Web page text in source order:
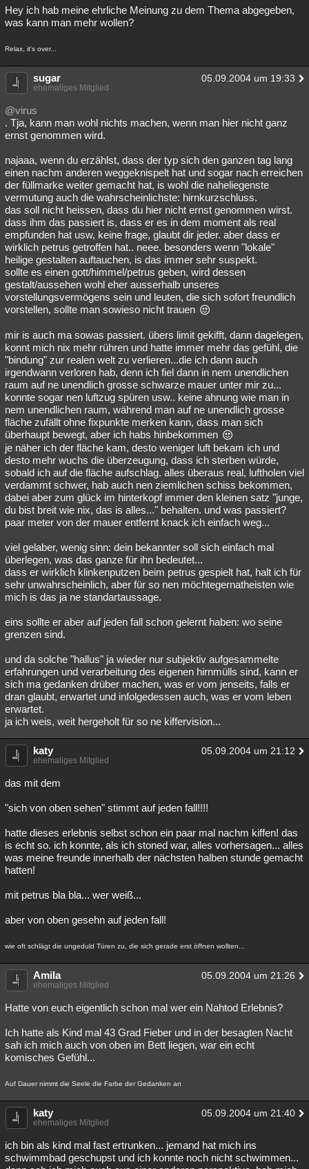
Hey ich hab meine ehrliche Meinung zu dem Thema abgegeben,
was kann man mehr wollen?
Relax, it's over...
sugar 05.09.2004 um 19:33
ehemaliges Mitglied
@virus
. Tja, kann man wohl nichts machen, wenn man hier nicht ganz
ernst genommen wird.
najaaa, wenn du erzählst, dass der typ sich den ganzen tag lang
einen nachm anderen weggeknispelt hat und sogar nach erreichen
der füllmarke weiter gemacht hat, is wohl die naheliegenste
vermutung auch die wahrscheinlichste: hirnkurzschluss.
das soll nicht heissen, dass du hier nicht ernst genommen wirst.
dass ihm das passiert is, dass er es in dem moment als real
empfunden hat usw, keine frage, glaubt dir jeder. aber dass er
wirklich petrus getroffen hat.. neee. besonders wenn "lokale"
heilige gestalten auftauchen, is das immer sehr suspekt.
sollte es einen gott/himmel/petrus geben, wird dessen
gestalt/aussehen wohl eher ausserhalb unseres
vorstellungsvermögens sein und leuten, die sich sofort freundlich
vorstellen, sollte man sowieso nicht trauen
mir is auch ma sowas passiert. übers limit gekifft, dann dagelegen,
konnt mich nix mehr rühren und hatte immer mehr das gefühl, die
"bindung" zur realen welt zu verlieren...die ich dann auch
irgendwann verloren hab, denn ich fiel dann in nem unendlichen
raum auf ne unendlich grosse schwarze mauer unter mir zu...
konnte sogar nen luftzug spüren usw.. keine ahnung wie man in
nem unendlichen raum, während man auf ne unendlich grosse
fläche zufällt ohne fixpunkte merken kann, dass man sich
überhaupt bewegt, aber ich habs hinbekommen
je näher ich der fläche kam, desto weniger luft bekam ich und
desto mehr wuchs die überzeugung, dass ich sterben würde,
sobald ich auf die fläche aufschlag. alles überaus real, luftholen viel
verdammt schwer, hab auch nen ziemlichen schiss bekommen,
dabei aber zum glück im hinterkopf immer den kleinen satz "junge,
du bist breit wie nix, das is alles..." behalten. und was passiert?
paar meter von der mauer entfernt knack ich einfach weg...
viel gelaber, wenig sinn: dein bekannter soll sich einfach mal
überlegen, was das ganze für ihn bedeutet...
dass er wirklich klinkenputzen beim petrus gespielt hat, halt ich für
sehr unwahrscheinlich, aber für so nen möchtegernatheisten wie
mich is das ja ne standartaussage.
eins sollte er aber auf jeden fall schon gelernt haben: wo seine
grenzen sind.
und da solche "hallus" ja wieder nur subjektiv aufgesammelte
erfahrungen und verarbeitung des eigenen hirnmülls sind, kann er
sich ma gedanken drüber machen, was er vom jenseits, falls er
dran glaubt, erwartet und infolgedessen auch, was er vom leben
erwartet.
ja ich weis, weit hergeholt für so ne kiffervision...
katy 05.09.2004 um 21:12
ehemaliges Mitglied
das mit dem
"sich von oben sehen" stimmt auf jeden fall!!!!
hatte dieses erlebnis selbst schon ein paar mal nachm kiffen! das
is echt so. ich konnte, als ich stoned war, alles vorhersagen... alles
was meine freunde innerhalb der nächsten halben stunde gemacht
hatten!
mit petrus bla bla... wer weiß...
aber von oben gesehn auf jeden fall!
wie oft schlägt die ungeduld Türen zu, die sich gerade erst öffnen wollten...
Amila 05.09.2004 um 21:26
ehemaliges Mitglied
Hatte von euch eigentlich schon mal wer ein Nahtod Erlebnis?
Ich hatte als Kind mal 43 Grad Fieber und in der besagten Nacht
sah ich mich auch von oben im Bett liegen, war ein echt
komisches Gefühl...
Auf Dauer nimmt die Seele die Farbe der Gedanken an
katy 05.09.2004 um 21:40
ehemaliges Mitglied
ich bin als kind mal fast ertrunken... jemand hat mich ins
schwimmbad geschupst und ich konnte noch nicht schwimmen...